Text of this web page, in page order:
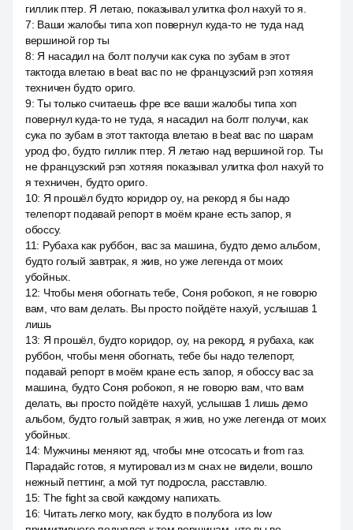
гиллик птер. Я летаю, показывал улитка фол нахуй то я.
7: Ваши жалобы типа хоп повернул куда-то не туда над
вершиной гор ты
8: Я насадил на болт получи как сука по зубам в этот
тактогда влетаю в beat вас по не французский рэп хотяяя
техничен будто ориго.
9:Ты только считаешь фре все ваши жалобы типа хоп
повернул куда-то не туда, я насадил на болт получи, как
сука по зубам в этот тактогда влетаю в beat вас по шарам
урод фо, будто гиллик птер. Я летаю над вершиной гор. Ты
не французский рэп хотяяя показывал улитка фол нахуй то
я техничен, будто ориго.
10: Я прошёл будто коридор оу, на рекорд я бы надо
телепорт подавай репорт в моём кране есть запор, я
обоссу.
11: Рубаха как руббон, вас за машина, будто демо альбом,
будто голый завтрак, я жив, но уже легенда от моих
убойных.
12: Чтобы меня обогнать тебе, Соня робокоп, я не говорю
вам, что вам делать. Вы просто пойдёте нахуй, услышав 1
лишь
13: Я прошёл, будто коридор, оу, на рекорд, я рубаха, как
руббон, чтобы меня обогнать, тебе бы надо телепорт,
подавай репорт в моём кране есть запор, я обоссу вас за
машина, будто Соня робокоп, я не говорю вам, что вам
делать, вы просто пойдёте нахуй, услышав 1 лишь демо
альбом, будто голый завтрак, я жив, но уже легенда от моих
убойных.
14: Мужчины меняют яд, чтобы мне отсосать и from газ.
Парадайс готов, я мутировал из м снах не видели, вошло
нежный петтинг, а мой тут подросла, расставлю.
15: The fight за свой каждому напихать.
16: Читать легко могу, как будто в полубога из low